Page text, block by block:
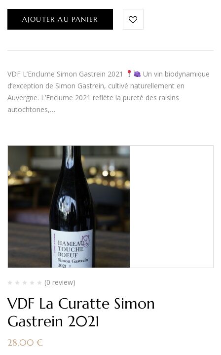
AJOUTER AU PANIER
VDF L’Enclume Simon Gastrein 2021
Un vin biodynamique
d’exception de Simon Gastrein, cultivé naturellement en
Auvergne. L’Enclume 2021 reflète la pureté des raisins
autochtones,…
(0 review)
VDF La Curatte Simon
Gastrein 2021
28,00 €